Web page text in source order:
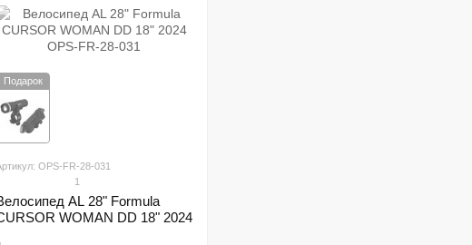
Подарок
OPS-FR-28-031
1
AL 28" Formula
WOMAN DD 18" 2024